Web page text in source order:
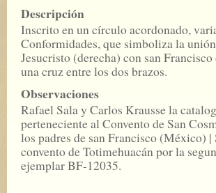
Descripción
Inscrito en un círculo acordonado,
Conformidades, que simboliza la
Jesucristo (derecha) con san
una cruz entre los dos brazos.
Observaciones
Rafael Sala y Carlos Krausse la
perteneciente al Convento de San
los padres de san Francisco (México) |
convento de Totimehuacán por la
ejemplar BF-12035.